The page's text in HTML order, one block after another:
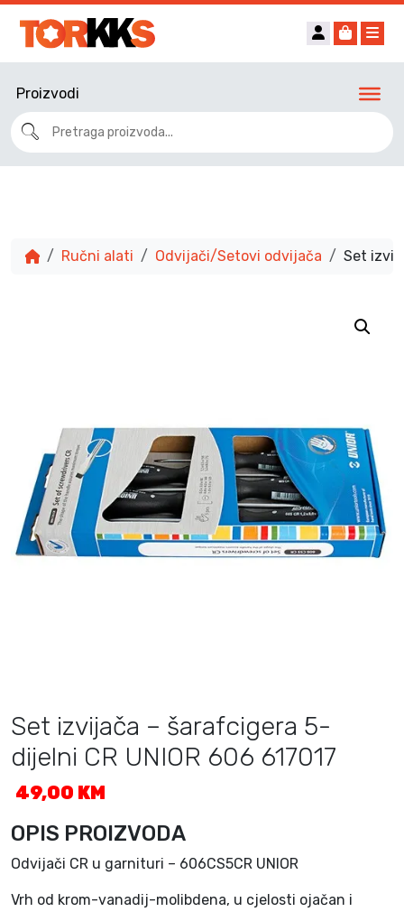
Account
Cart
Proizvodi
Ručni alati Odvijači/Setovi odvijača Set
Set izvijača – šarafcigera 5-
dijelni CR UNIOR 606 617017
49,00 KM
OPIS PROIZVODA
Odvijači CR u garnituri – 606CS5CR UNIOR
Vrh od krom-vanadij-molibdena, u cjelosti ojačan i